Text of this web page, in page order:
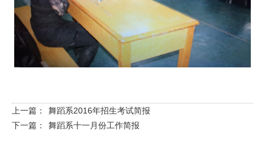
上一篇：
舞蹈系2016年招生考试简报
下一篇：
舞蹈系十一月份工作简报